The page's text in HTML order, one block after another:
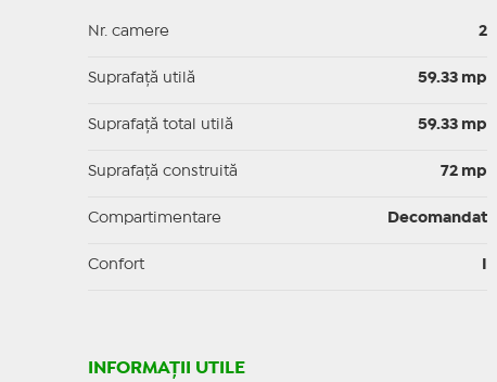
Nr. camere 2
Suprafaţă utilă 59.33 mp
Suprafaţă total utilă 59.33 mp
Suprafaţă construită 72 mp
Compartimentare Decomandat
Confort
INFORMAŢII UTILE